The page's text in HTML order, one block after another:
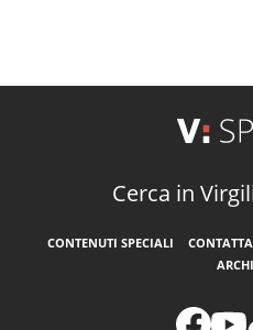
Cerca in
CONTENUTI SPECIALI